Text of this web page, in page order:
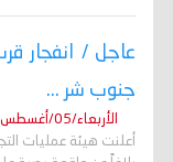
جنوب شر ...
الأربعاء/05/أغسطس/2026 - 08:23 م